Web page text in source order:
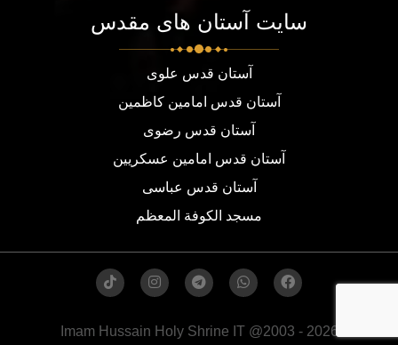
سایت آستان های مقدس
آستان قدس علوی
آستان قدس امامین کاظمین
آستان قدس رضوی
آستان قدس امامین عسکریین
آستان قدس عباسی
مسجد الكوفة المعظم
Imam Hussain Holy Shrine IT @2003 - 2026